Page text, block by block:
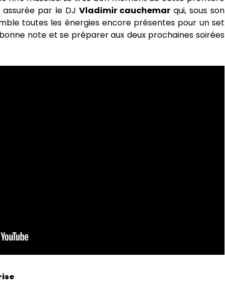
par le DJ Vladimir cauchemar qui, sous son
toutes les énergies encore présentes pour un set
note et se préparer aux deux prochaines soirées